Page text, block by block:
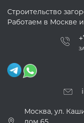
Строительство
Работаем в Москве
Москва, ул.